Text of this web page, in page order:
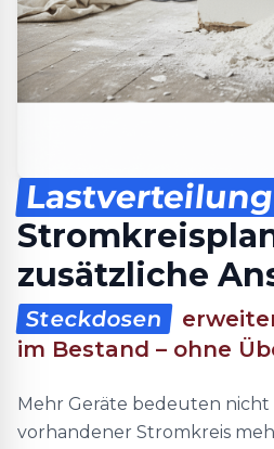
Lastverteilung
zusätzliche
Steckdosen
im Bestand – ohne
Mehr Geräte bedeuten nicht
vorhandener Stromkreis